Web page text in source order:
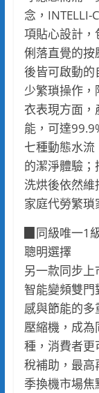
念，INTELLI-
項貼心設計，
俐落直覺的
後皆可啟動
少繁瑣操作
衣表現方面
能，可達
七種動態水
的潔淨體驗
洗烘後依然
家庭代勞繁瑣
▉同級唯一1
聰明選擇
另一款同步上
智能變頻雙
感與節能的
壓縮機，成
種，消費者更
稅補助，最
季換機市場焦